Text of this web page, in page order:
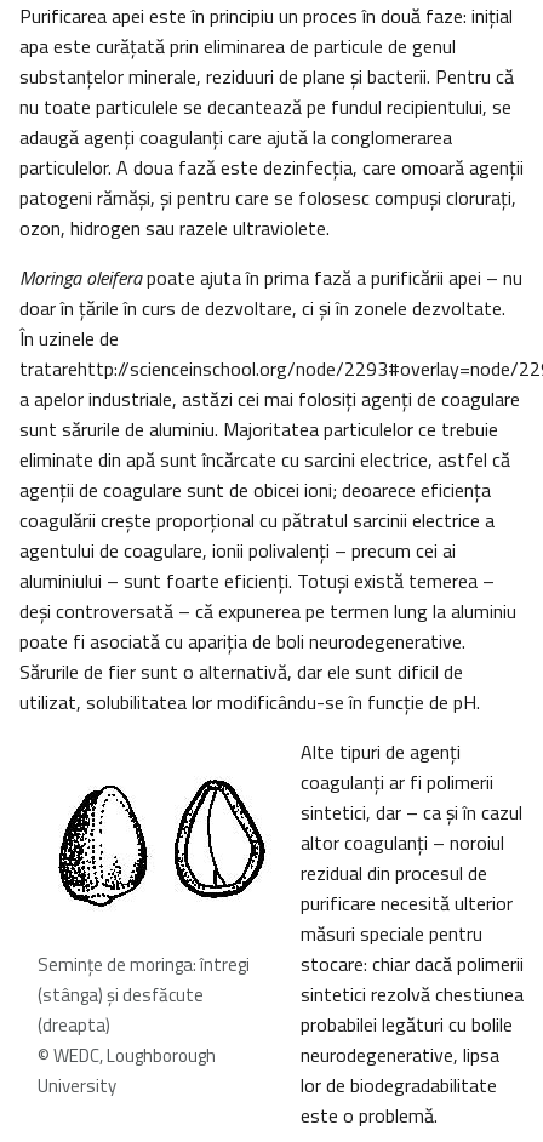
Purificarea apei este în principiu un proces în două faze: iniţial
apa este curăţată prin eliminarea de particule de genul
substanţelor minerale, reziduuri de plane şi bacterii. Pentru că
nu toate particulele se decantează pe fundul recipientului, se
adaugă agenţi coagulanţi care ajută la conglomerarea
particulelor. A doua fază este dezinfecţia, care omoară agenţii
patogeni rămăşi, şi pentru care se folosesc compuşi cloruraţi,
ozon, hidrogen sau razele ultraviolete.
Moringa oleiferapoate ajuta în prima fază a purificării apei – nu
doar în ţările în curs de dezvoltare, ci şi în zonele dezvoltate.
În uzinele de
tratarehttp://scienceinschool.org/node/2293#overlay=node/
a apelor industriale, astăzi cei mai folosiţi agenţi de coagulare
sunt sărurile de aluminiu. Majoritatea particulelor ce trebuie
eliminate din apă sunt încărcate cu sarcini electrice, astfel că
agenţii de coagulare sunt de obicei ioni; deoarece eficienţa
coagulării creşte proporţional cu pătratul sarcinii electrice a
agentului de coagulare, ionii polivalenţi – precum cei ai
aluminiului – sunt foarte eficienţi. Totuşi există temerea –
deşi controversată – că expunerea pe termen lung la aluminiu
poate fi asociată cu apariţia de boli neurodegenerative.
Sărurile de fier sunt o alternativă, dar ele sunt dificil de
utilizat, solubilitatea lor modificându-se în funcţie de pH.
Seminţe de moringa: întregi
(stânga) şi desfăcute
(dreapta)
© WEDC, Loughborough
University
Alte tipuri de agenţi
coagulanţi ar fi polimerii
sintetici, dar – ca şi în cazul
altor coagulanţi – noroiul
rezidual din procesul de
purificare necesită ulterior
măsuri speciale pentru
stocare: chiar dacă polimerii
sintetici rezolvă chestiunea
probabilei legături cu bolile
neurodegenerative, lipsa
lor de biodegradabilitate
este o problemă.